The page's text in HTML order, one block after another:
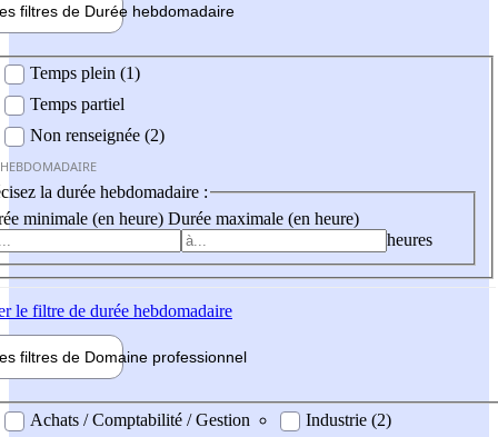
filtres de Durée hebdomadaire
Temps plein (1)
Temps partiel
Non renseignée (2)
la durée hebdomadaire :
minimale (en heure) Durée maximale (en heure)
heures
le filtre de durée hebdomadaire
filtres de Domaine professionnel
professionel
Achats / Comptabilité / Gestion
Industrie (2)